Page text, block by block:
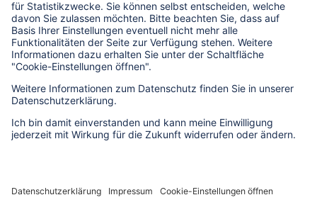
Erklärung zur Barrierefreiheit
Barriere melden
Impressum
AGB